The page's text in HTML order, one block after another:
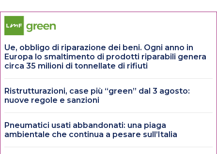
Ue, obbligo di riparazione dei beni. Ogni anno in
Europa lo smaltimento di prodotti riparabili genera
circa 35 milioni di tonnellate di rifiuti
Ristrutturazioni, case più “green” dal 3 agosto:
nuove regole e sanzioni
Pneumatici usati abbandonati: una piaga
ambientale che continua a pesare sull’Italia